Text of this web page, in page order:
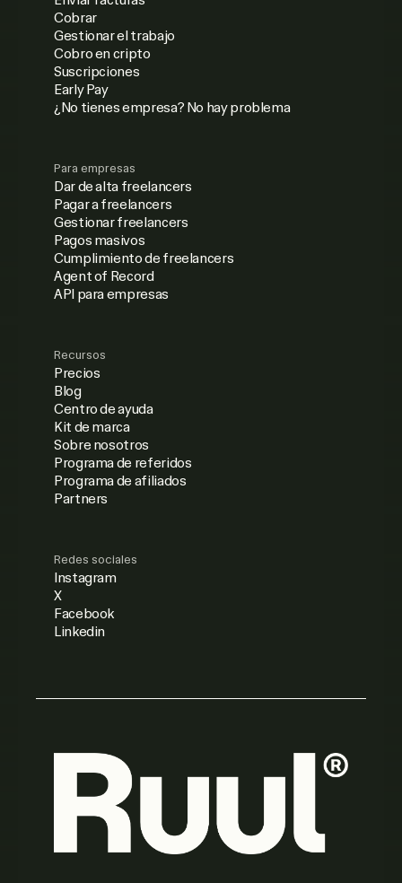
Cobrar
Gestionar el trabajo
Cobro en cripto
Suscripciones
Early Pay
¿No tienes empresa? No hay problema
Para empresas
Dar de alta freelancers
Pagar a freelancers
Gestionar freelancers
Pagos masivos
Cumplimiento de freelancers
Agent of Record
API para empresas
Recursos
Precios
Blog
Centro de ayuda
Kit de marca
Sobre nosotros
Programa de referidos
Programa de afiliados
Partners
Redes sociales
Instagram
X
Facebook
Linkedin